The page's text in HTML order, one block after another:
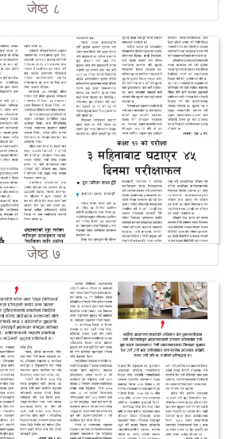
जेष्ठ ८
जेष्ठ ७